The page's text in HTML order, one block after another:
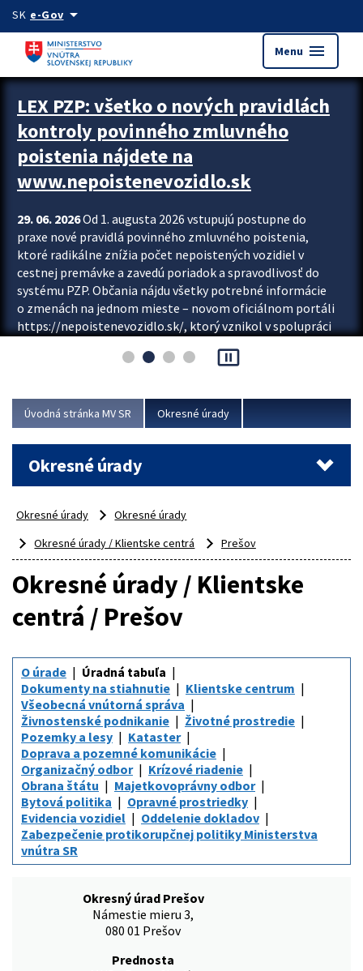
Preskocit na hlavný obsah
SK e-Govarrow_drop_down
Menu menu
Zastavit automatický posun upútavok
LEX PZP: všetko o nových pravidlách
kontroly povinného zmluvného
poistenia nájdete na
www.nepoistenevozidlo.sk
29. 06. 2026Od 1. augusta 2026 vstupujú postupne do
praxe nové pravidlá povinného zmluvného poistenia,
ktoré radikálne znížia počet nepoistených vozidiel v
cestnej premávke a zavedú poriadok a spravodlivosť do
systému PZP. Občania nájdu všetky potrebné informácie
o zmenách na jednom mieste – novom oficiálnom portáli
https://nepoistenevozidlo.sk/, ktorý vznikol v spolupráci
asociácie poisťovní (SLASPO) a Ministerstva vnútra SR.
Viac
pause_presentation
Úvodná stránka MV SR Okresné úrady
Okresné úrady
Okresné úrady
Okresné úrady
Okresné úrady / Klientske centrá
Prešov
Okresné úrady / Klientske
centrá / Prešov
O úrade
Úradná tabuľa
Dokumenty na stiahnutie
Klientske centrum
Všeobecná vnútorná správa
Živnostenské podnikanie
Životné prostredie
Pozemky a lesy
Kataster
Doprava a pozemné komunikácie
Organizačný odbor
Krízové riadenie
Obrana štátu
Majetkovoprávny odbor
Bytová politika
Opravné prostriedky
Evidencia vozidiel
Oddelenie dokladov
Zabezpečenie protikorupčnej politiky Ministerstva
vnútra SR
Okresný úrad Prešov
Námestie mieru 3,
080 01 Prešov
Prednosta